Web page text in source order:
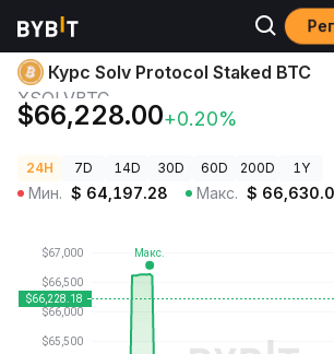
Цены криптовалют Курс Solv Protocol
Курс Solv Protocol Staked BTC
XSOLVBTC
$66,228.00+0.20%
24H 7D 14D 30D 60D 200D 1Y
Мин. $ 64,197.28 Макс. $